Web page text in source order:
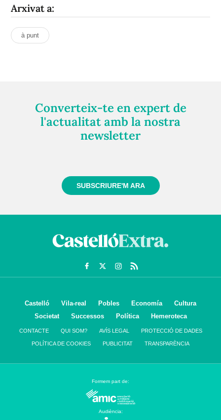
Arxivat a:
à punt
Converteix-te en expert de
l'actualitat amb la nostra
newsletter
SUBSCRIURE'M ARA
Castelló Vila-real Pobles Economía
Cultura
Societat
Successos Política Hemeroteca
CONTACTE QUI SOM? AVÍS LEGAL PROTECCIÓ DE DADES
POLÍTICA DE COOKIES PUBLICITAT TRANSPARÈNCIA
Formem part de:
Audiència: